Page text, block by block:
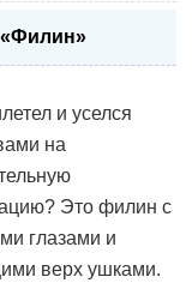
«Филин»
и уселся
на
Это филин с
глазами и
верх ушками.